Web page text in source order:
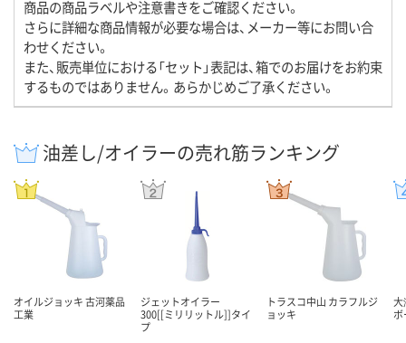
商品の商品ラベルや注意書きをご確認ください。
さらに詳細な商品情報が必要な場合は、メーカー等にお問い合
わせください。
また、販売単位における「セット」表記は、箱でのお届けをお約束
するものではありません。あらかじめご了承ください。
油差し/オイラーの売れ筋ランキング
オイルジョッキ 古河薬品
工業
ジェットオイラー
300[[ミリリットル]]タイ
プ
トラスコ中山 カラフルジ
ョッキ
大
ボ